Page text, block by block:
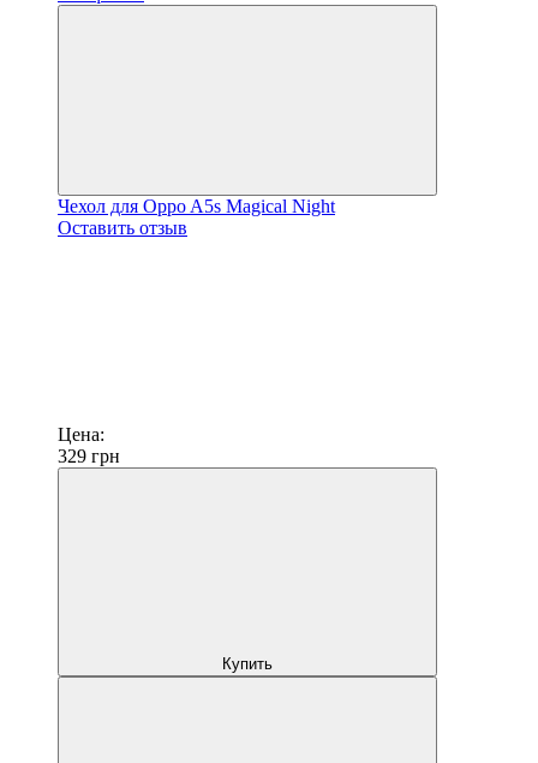
Чехол для Oppo A5s Magical Night
Оставить отзыв
Цена:
329 грн
Купить